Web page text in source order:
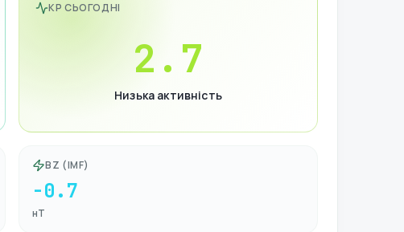
KP СЬОГОДНІ
2.7
Низька активність
BZ (IMF)
-0.7
нТ